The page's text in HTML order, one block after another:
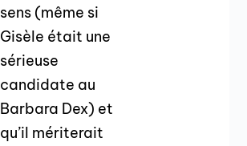
sens (même si
Gisèle était une
sérieuse
candidate au
Barbara Dex) et
qu’il mériterait